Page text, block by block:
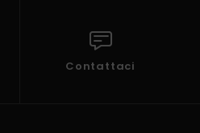
Contattaci